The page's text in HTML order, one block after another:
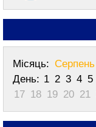
Місяць:
День: 1 2 3 4 5
17 18 19 20 21